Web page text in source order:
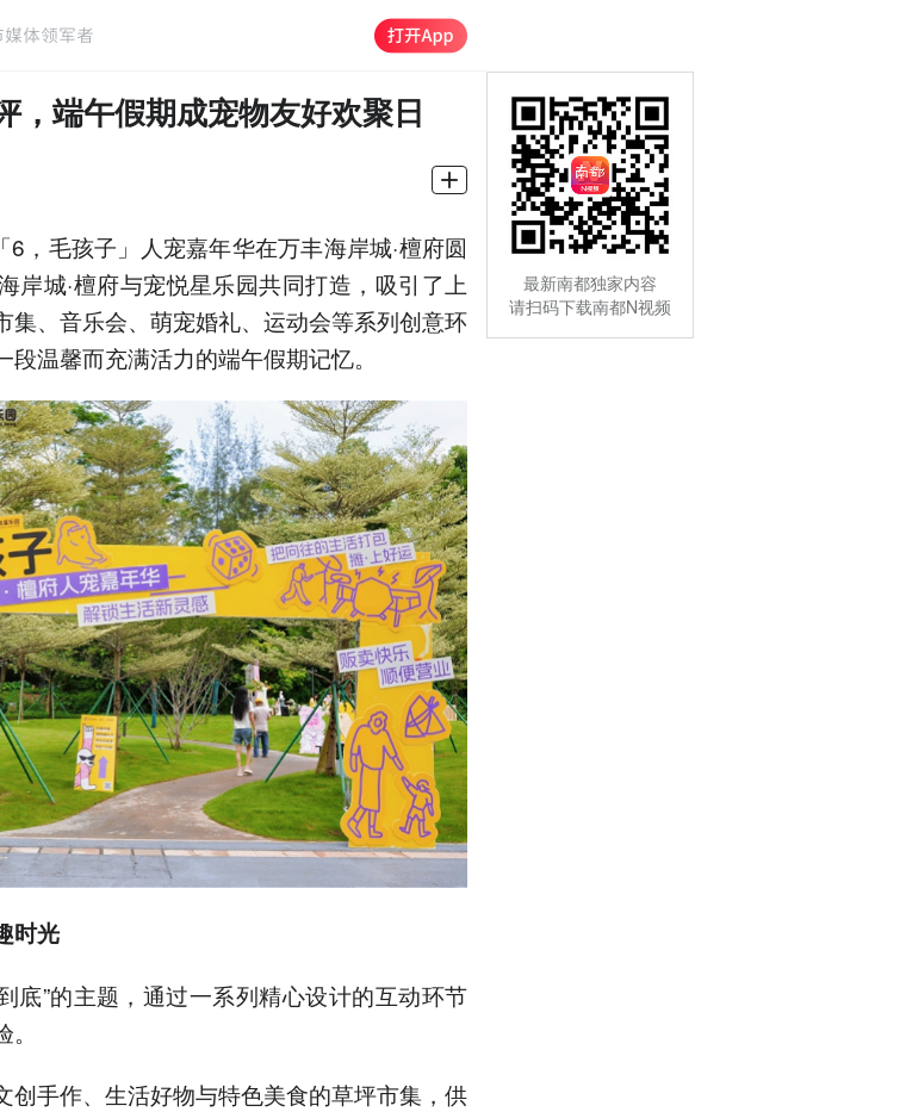
，端午假期成宠物友好欢聚日‌
，毛孩子」人宠嘉年华在万丰海岸城·檀府圆
岸城·檀府与宠悦星乐园共同打造，吸引了上
集、音乐会、萌宠婚礼、运动会等系列创意环
温馨而充满活力的端午假期记忆。
时光
底”的主题，通过一系列精心设计的互动环节
创手作、生活好物与特色美食的草坪市集，供
最新南都独家内容
请扫码下载南都N视频